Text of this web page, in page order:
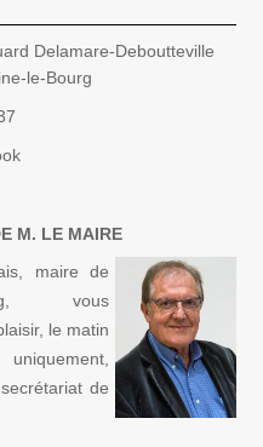
Delamare-Deboutteville
le-Bourg
M. LE MAIRE
maire de
vous
le matin
de